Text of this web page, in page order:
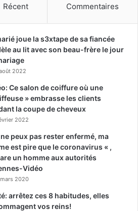
Récent Commentaires
joue la s3xtape de sa fiancée
au lit avec son beau-frère le jour
2022
Ce salon de coiffure où une
» embrasse les clients
la coupe de cheveux
2022
ne peux pas rester enfermé, ma
est pire que le coronavirus « ,
un homme aux autorités
Vidéo
2020
arrêtez ces 8 habitudes, elles
vos reins!